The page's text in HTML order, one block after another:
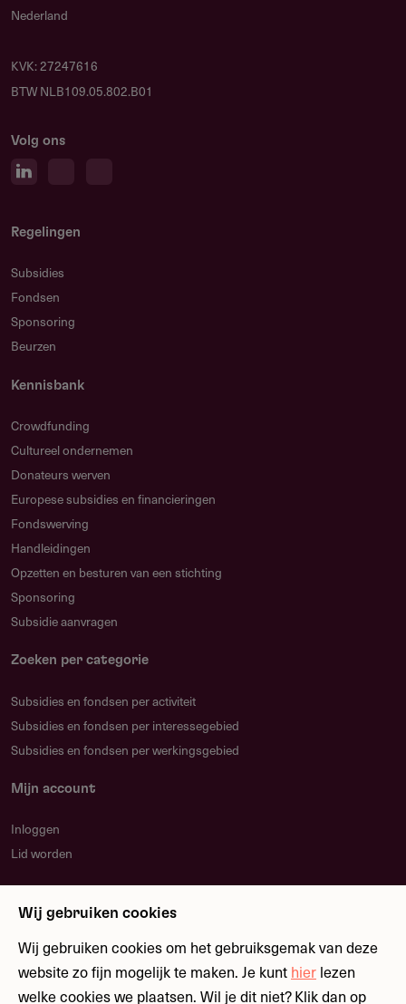
Nederland
KVK: 27247616
BTW NLB109.05.802.B01
Volg ons
Regelingen
Subsidies
Fondsen
Sponsoring
Beurzen
Kennisbank
Crowdfunding
Cultureel ondernemen
Donateurs werven
Europese subsidies en financieringen
Fondswerving
Handleidingen
Opzetten en besturen van een stichting
Sponsoring
Subsidie aanvragen
Zoeken per categorie
Subsidies en fondsen per activiteit
Subsidies en fondsen per interessegebied
Subsidies en fondsen per werkingsgebied
Mijn account
Inloggen
Lid worden
Blijf op de hoogte over nieuwe regelingen en
fondsen
Wij gebruiken cookies
Wij gebruiken cookies om het gebruiksgemak van deze
website zo fijn mogelijk te maken. Je kunt hier lezen
welke cookies we plaatsen. Wil je dit niet? Klik dan op